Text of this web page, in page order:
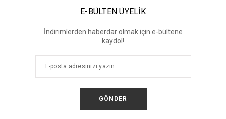
E-BÜLTEN ÜYELİK
İndirimlerden haberdar olmak için e-bültene
kaydol!
GÖNDER